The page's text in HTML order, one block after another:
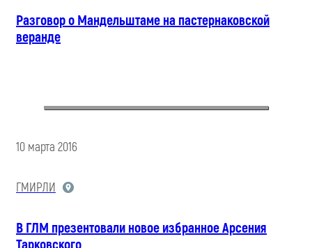
Разговор о Мандельштаме на пастернаковской
веранде
10 марта 2016
ГМИРЛИ
В ГЛМ презентовали новое избранное Арсения